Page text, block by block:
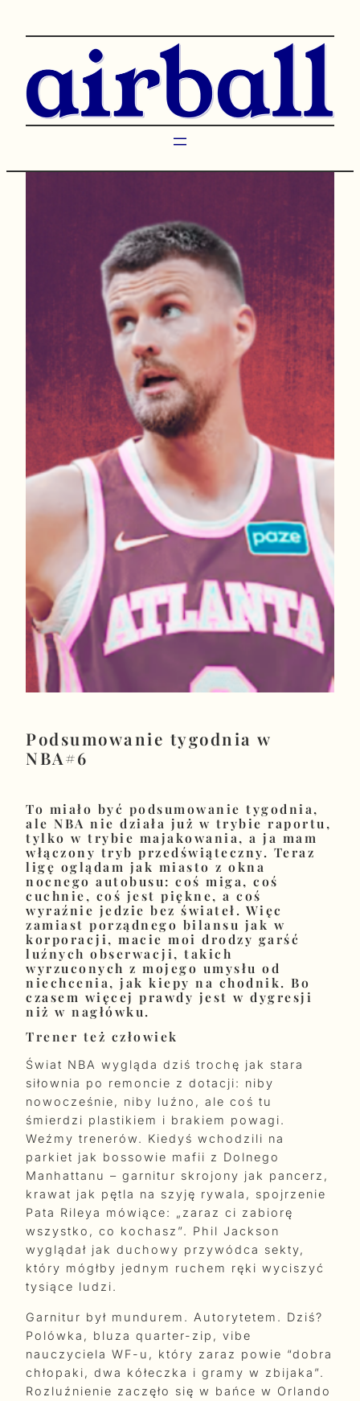
Podsumowanie tygodnia w
NBA#6
To miało być podsumowanie tygodnia,
ale NBA nie działa już w trybie raportu,
tylko w trybie majakowania, a ja mam
włączony tryb przedświąteczny. Teraz
ligę oglądam jak miasto z okna
nocnego autobusu: coś miga, coś
cuchnie, coś jest piękne, a coś
wyraźnie jedzie bez świateł. Więc
zamiast porządnego bilansu jak w
korporacji, macie moi drodzy garść
luźnych obserwacji, takich
wyrzuconych z mojego umysłu od
niechcenia, jak kiepy na chodnik. Bo
czasem więcej prawdy jest w dygresji
niż w nagłówku.
Trener też człowiek
Świat NBA wygląda dziś trochę jak stara
siłownia po remoncie z dotacji: niby
nowocześnie, niby luźno, ale coś tu
śmierdzi plastikiem i brakiem powagi.
Weźmy trenerów. Kiedyś wchodzili na
parkiet jak bossowie mafii z Dolnego
Manhattanu – garnitur skrojony jak pancerz,
krawat jak pętla na szyję rywala, spojrzenie
Pata Rileya mówiące: „zaraz ci zabiorę
wszystko, co kochasz”. Phil Jackson
wyglądał jak duchowy przywódca sekty,
który mógłby jednym ruchem ręki wyciszyć
tysiące ludzi.
Garnitur był mundurem. Autorytetem. Dziś?
Polówka, bluza quarter-zip, vibe
nauczyciela WF-u, który zaraz powie “dobra
chłopaki, dwa kółeczka i gramy w zbijaka”.
Rozluźnienie zaczęło się w bańce w Orlando